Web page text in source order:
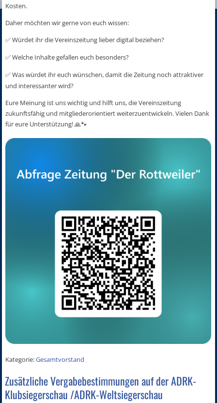
Kosten.
Daher möchten wir gerne von euch wissen:
✅ Würdet ihr die Vereinszeitung lieber digital beziehen?
✅ Welche Inhalte gefallen euch besonders?
✅ Was würdet ihr euch wünschen, damit die Zeitung noch attraktiver
und interessanter wird?
Eure Meinung ist uns wichtig und hilft uns, die Vereinszeitung
zukunftsfähig und mitgliederorientiert weiterzuentwickeln. Vielen Dank
für eure Unterstützung!🙏🐾
Kategorie:Gesamtvorstand
Zusätzliche Vergabebestimmungen auf der ADRK-
Klubsiegerschau /ADRK-Weltsiegerschau